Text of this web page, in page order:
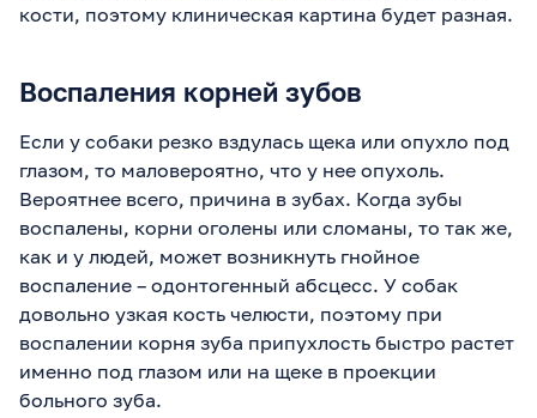
кости, поэтому клиническая картина будет разная.
Воспаления корней зубов
Если у собаки резко вздулась щека или опухло под
глазом, то маловероятно, что у нее опухоль.
Вероятнее всего, причина в зубах. Когда зубы
воспалены, корни оголены или сломаны, то так же,
как и у людей, может возникнуть гнойное
воспаление – одонтогенный абсцесс. У собак
довольно узкая кость челюсти, поэтому при
воспалении корня зуба припухлость быстро растет
именно под глазом или на щеке в проекции
больного зуба.